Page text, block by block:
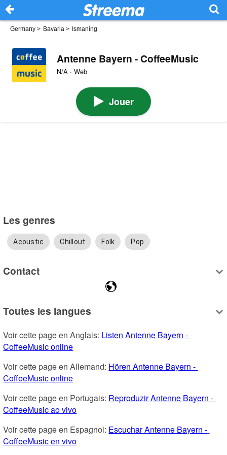
Germany > Bavaria > Ismaning
Antenne Bayern - CoffeeMusic
N/A · Web
Jouer
Les genres
Acoustic Chillout Folk Pop
Contact
Toutes les langues
Voir cette page en Anglais: Listen Antenne Bayern -
CoffeeMusic online
Voir cette page en Allemand: Hören Antenne Bayern -
CoffeeMusic online
Voir cette page en Portugais: Reproduzir Antenne Bayern -
CoffeeMusic ao vivo
Voir cette page en Espagnol: Escuchar Antenne Bayern -
CoffeeMusic en vivo